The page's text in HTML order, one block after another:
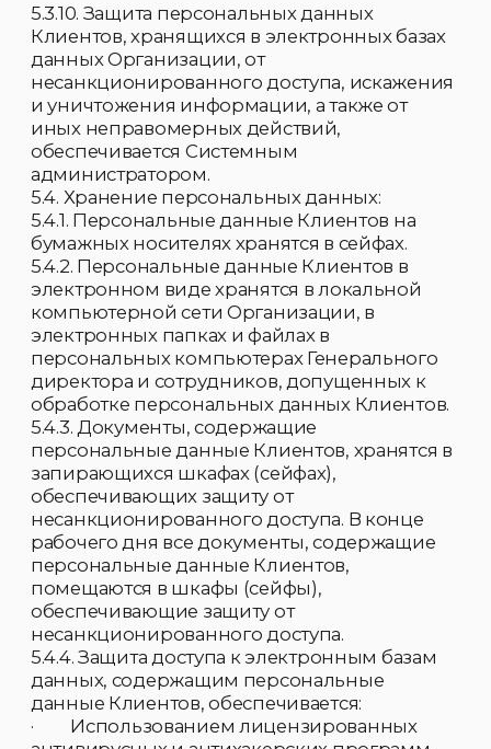
уполномоченным лицам, при этом
указанные лица должны иметь право
получать только те персональные данные
Клиентов, которые необходимы для
выполнения конкретных функций.
7.1.2.5. Осуществлять передачу персональных
данных Клиента в пределах Организации в
соответствии с настоящим Положением,
нормативно-технологической
инструкциями.
7.1.2.6. Предоставлять доступ Клиента к своим
персональным данным при обращении
либо при получении запроса Клиента.
Организация обязана сообщить Клиенту
информацию о наличии персональных
возможность ознакомления с ними в
течение десяти рабочих дней с момента
обращения.
7.1.2.7. Передавать персональные данные
Клиента представителям Клиента в порядке,
установленном законодательством и
нормативно-технологической
документацией и ограничивать эту
информацию только теми персональными
данными субъекта, которые необходимы
для выполнения указанными
представителями их функции.
7.1.2.8. Обеспечивать ведение журнала учета
в котором фиксируются сведения о лице,
которому передавались персональные
данные Клиентов, дата передачи
персональных данных или дата
уведомления об отказе в предоставлении
персональных данных, а также отмечается,
7.2. Хранение и использование
персональных данных:
7.2.1. Под хранением персональных данных
понимается существование записей в
информационных системах и на
материальных носителях.